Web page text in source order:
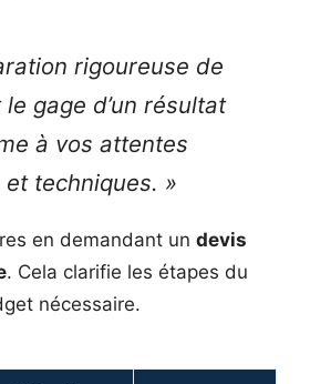
rigoureuse de
le gage d’un résultat
à vos attentes
techniques. »
en demandant un devis
. Cela clarifie les étapes du
nécessaire.